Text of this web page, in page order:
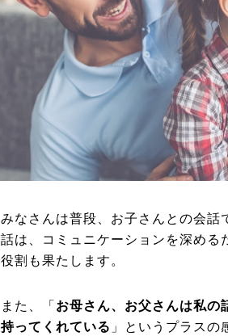
みなさんは普段、お子さんとの会
話は、コミュニケーションを深め
役割も果たします。
また、「 お母さん、お父さんは私の
持ってくれている 」というプラス